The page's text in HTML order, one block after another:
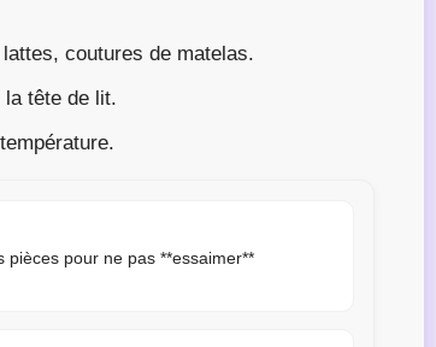
coutures de matelas.
tête de lit.
pièces pour ne pas **essaimer**